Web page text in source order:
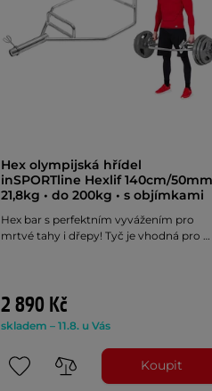
Hex olympijská hřídel
inSPORTline Hexlif 140cm/50mm
21,8kg • do 200kg • s objímkami
Hex bar s perfektním vyvážením pro
mrtvé tahy i dřepy! Tyč je vhodná pro …
2 890 Kč
skladem – 11.8. u Vás
Koupit